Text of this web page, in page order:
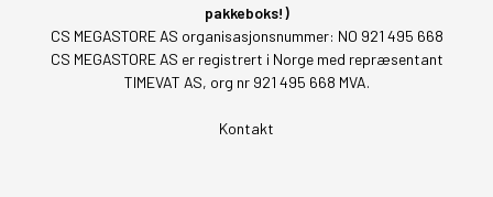
pakkeboks!)
CS MEGASTORE AS organisasjonsnummer: NO 921 495 668
CS MEGASTORE AS er registrert i Norge med repræsentant
TIMEVAT AS, org nr 921 495 668 MVA.
Kontakt